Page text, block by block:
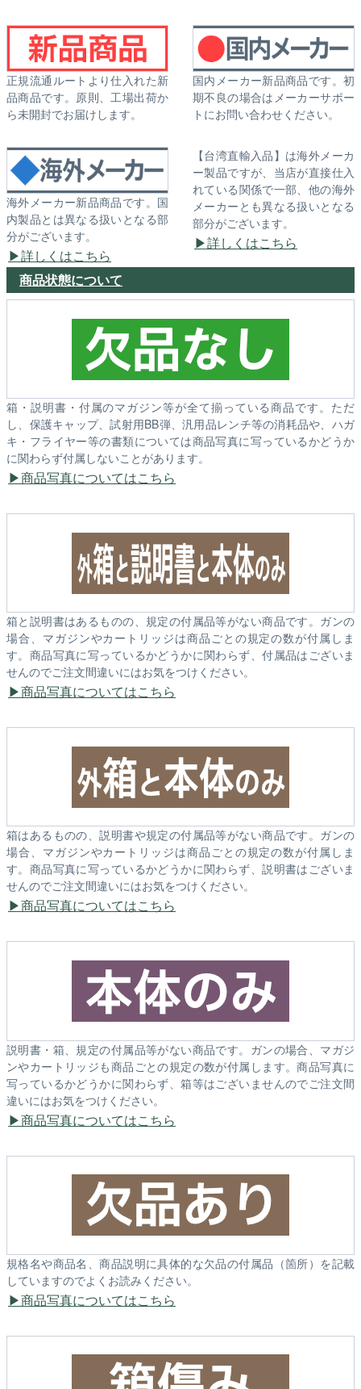
正規流通ルートより仕入れた新
品商品です。原則、工場出荷か
ら未開封でお届けします。
国内メーカー新品商品です。初
期不良の場合はメーカーサポー
トにお問い合わせください。
海外メーカー新品商品です。国
内製品とは異なる扱いとなる部
分がございます。
詳しくはこちら
【台湾直輸入品】は海外メーカ
ー製品ですが、当店が直接仕入
れている関係で一部、他の海外
メーカーとも異なる扱いとなる
部分がございます。
詳しくはこちら
商品状態について
箱・説明書・付属のマガジン等が全て揃っている商品です。ただ
し、保護キャップ、試射用BB弾、汎用品レンチ等の消耗品や、ハガ
キ・フライヤー等の書類については商品写真に写っているかどうか
に関わらず付属しないことがあります。
商品写真についてはこちら
箱と説明書はあるものの、規定の付属品等がない商品です。ガンの
場合、マガジンやカートリッジは商品ごとの規定の数が付属しま
す。商品写真に写っているかどうかに関わらず、付属品はございま
せんのでご注文間違いにはお気をつけください。
商品写真についてはこちら
箱はあるものの、説明書や規定の付属品等がない商品です。ガンの
場合、マガジンやカートリッジは商品ごとの規定の数が付属しま
す。商品写真に写っているかどうかに関わらず、説明書はございま
せんのでご注文間違いにはお気をつけください。
商品写真についてはこちら
説明書・箱、規定の付属品等がない商品です。ガンの場合、マガジ
ンやカートリッジも商品ごとの規定の数が付属します。商品写真に
写っているかどうかに関わらず、箱等はございませんのでご注文間
違いにはお気をつけください。
商品写真についてはこちら
規格名や商品名、商品説明に具体的な欠品の付属品（箇所）を記載
していますのでよくお読みください。
商品写真についてはこちら